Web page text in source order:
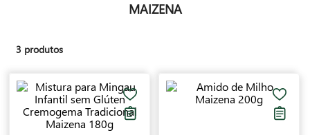
MAIZENA
3 produtos